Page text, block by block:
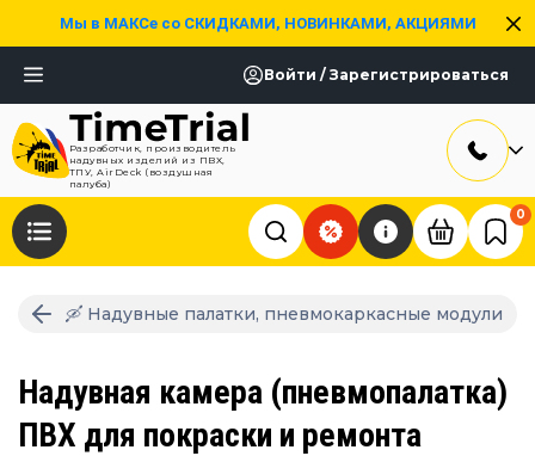
Мы в МАКСе со СКИДКАМИ, НОВИНКАМИ, АКЦИЯМИ
Войти / Зарегистрироваться
Разработчик, производитель
надувных изделий из ПВХ,
ТПУ, AirDeck (воздушная
палуба)
0
🛶 Надувные палатки, пневмокаркасные модули
Надувная камера (пневмопалатка)
ПВХ для покраски и ремонта